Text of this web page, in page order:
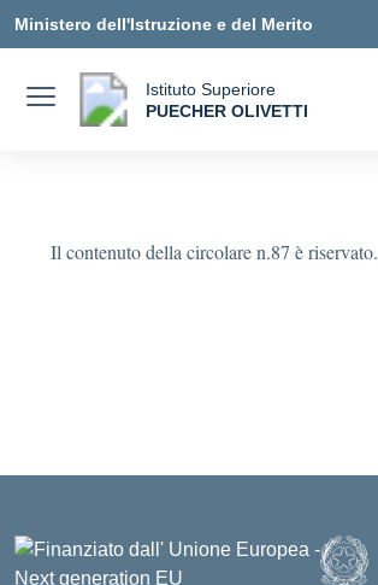
Ministero dell'Istruzione e del Merito
Istituto Superiore
PUECHER OLIVETTI
Il contenuto della circolare n.87 è riservato.